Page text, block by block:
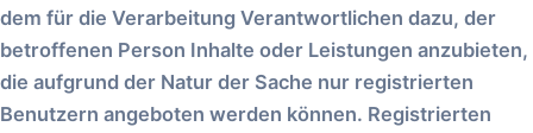
dem für die Verarbeitung Verantwortlichen dazu, der
betroffenen Person Inhalte oder Leistungen anzubieten,
die aufgrund der Natur der Sache nur registrierten
Benutzern angeboten werden können. Registrierten